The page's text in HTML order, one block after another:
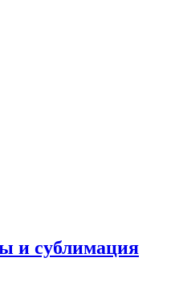
и сублимация